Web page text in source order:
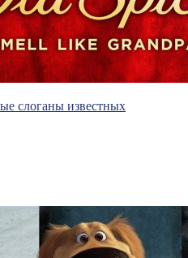
слоганы известных